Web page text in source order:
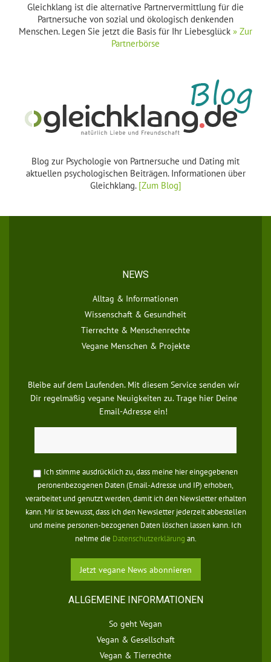
Gleichklang ist die alternative Partnervermittlung für die
Partnersuche von sozial und ökologisch denkenden
Menschen. Legen Sie jetzt die Basis für Ihr Liebesglück » Zur
Partnerbörse
Blog zur Psychologie von Partnersuche und Dating mit
aktuellen psychologischen Beiträgen. Informationen über
Gleichklang. [Zum Blog]
NEWS
Alltag & Informationen
Wissenschaft & Gesundheit
Tierrechte & Menschenrechte
Vegane Menschen & Projekte
Bleibe auf dem Laufenden. Mit diesem Service senden wir
Dir regelmäßig vegane Neuigkeiten zu. Trage hier Deine
Email-Adresse ein!
Ich stimme ausdrücklich zu, dass meine hier eingegebenen
peronenbezogenen Daten (Email-Adresse und IP) erhoben,
verarbeitet und genutzt werden, damit ich den Newsletter erhalten
kann. Mir ist bewusst, dass ich den Newsletter jederzeit abbestellen
und meine personen-bezogenen Daten löschen lassen kann. Ich
nehme die Datenschutzerklärung an.
ALLGEMEINE INFORMATIONEN
So geht Vegan
Vegan & Gesellschaft
Vegan & Tierrechte